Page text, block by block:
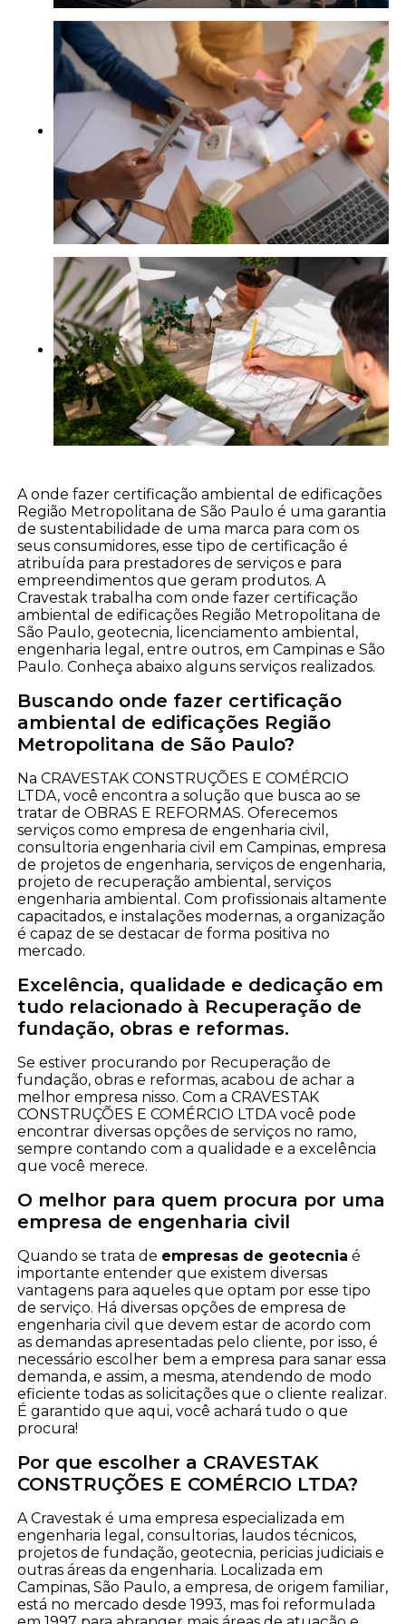
A onde fazer certificação ambiental de edificações
Região Metropolitana de São Paulo é uma garantia
de sustentabilidade de uma marca para com os
seus consumidores, esse tipo de certificação é
atribuída para prestadores de serviços e para
empreendimentos que geram produtos. A
Cravestak trabalha com onde fazer certificação
ambiental de edificações Região Metropolitana de
São Paulo, geotecnia, licenciamento ambiental,
engenharia legal, entre outros, em Campinas e São
Paulo. Conheça abaixo alguns serviços realizados.
Buscando onde fazer certificação
ambiental de edificações Região
Metropolitana de São Paulo?
Na CRAVESTAK CONSTRUÇÕES E COMÉRCIO
LTDA, você encontra a solução que busca ao se
tratar de OBRAS E REFORMAS. Oferecemos
serviços como empresa de engenharia civil,
consultoria engenharia civil em Campinas, empresa
de projetos de engenharia, serviços de engenharia,
projeto de recuperação ambiental, serviços
engenharia ambiental. Com profissionais altamente
capacitados, e instalações modernas, a organização
é capaz de se destacar de forma positiva no
mercado.
Excelência, qualidade e dedicação em
tudo relacionado à Recuperação de
fundação, obras e reformas.
Se estiver procurando por Recuperação de
fundação, obras e reformas, acabou de achar a
melhor empresa nisso. Com a CRAVESTAK
CONSTRUÇÕES E COMÉRCIO LTDA você pode
encontrar diversas opções de serviços no ramo,
sempre contando com a qualidade e a excelência
que você merece.
O melhor para quem procura por uma
empresa de engenharia civil
Quando se trata de empresas de geotecnia é
importante entender que existem diversas
vantagens para aqueles que optam por esse tipo
de serviço. Há diversas opções de empresa de
engenharia civil que devem estar de acordo com
as demandas apresentadas pelo cliente, por isso, é
necessário escolher bem a empresa para sanar essa
demanda, e assim, a mesma, atendendo de modo
eficiente todas as solicitações que o cliente realizar.
É garantido que aqui, você achará tudo o que
procura!
Por que escolher a CRAVESTAK
CONSTRUÇÕES E COMÉRCIO LTDA?
A Cravestak é uma empresa especializada em
engenharia legal, consultorias, laudos técnicos,
projetos de fundação, geotecnia, pericias judiciais e
outras áreas da engenharia. Localizada em
Campinas, São Paulo, a empresa, de origem familiar,
está no mercado desde 1993, mas foi reformulada